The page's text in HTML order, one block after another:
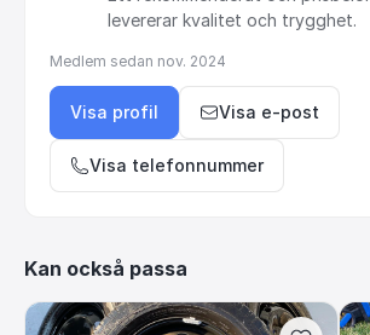
levererar kvalitet och trygghet.
Medlem sedan nov. 2024
Visa profil Visa e-post
Visa telefonnummer
Kan också passa